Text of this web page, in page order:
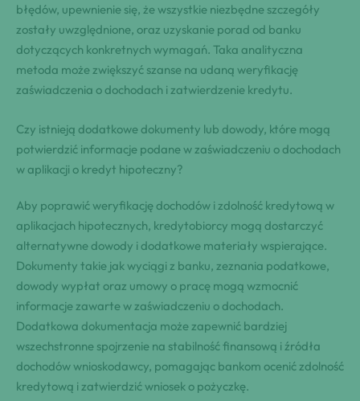
błędów, upewnienie się, że wszystkie niezbędne szczegóły
zostały uwzględnione, oraz uzyskanie porad od banku
dotyczących konkretnych wymagań. Taka analityczna
metoda może zwiększyć szanse na udaną weryfikację
zaświadczenia o dochodach i zatwierdzenie kredytu.
Czy istnieją dodatkowe dokumenty lub dowody, które mogą
potwierdzić informacje podane w zaświadczeniu o dochodach
w aplikacji o kredyt hipoteczny?
Aby poprawić weryfikację dochodów i zdolność kredytową w
aplikacjach hipotecznych, kredytobiorcy mogą dostarczyć
alternatywne dowody i dodatkowe materiały wspierające.
Dokumenty takie jak wyciągi z banku, zeznania podatkowe,
dowody wypłat oraz umowy o pracę mogą wzmocnić
informacje zawarte w zaświadczeniu o dochodach.
Dodatkowa dokumentacja może zapewnić bardziej
wszechstronne spojrzenie na stabilność finansową i źródła
dochodów wnioskodawcy, pomagając bankom ocenić zdolność
kredytową i zatwierdzić wniosek o pożyczkę.